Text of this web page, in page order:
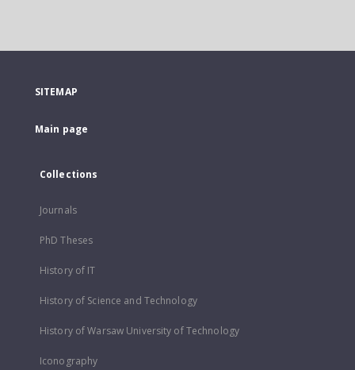
SITEMAP
Main page
Collections
Journals
PhD Theses
History of IT
History of Science and Technology
History of Warsaw University of Technology
Iconography